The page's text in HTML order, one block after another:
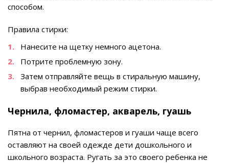
способом.
Правила стирки:
Нанесите на щетку немного ацетона.
Потрите проблемную зону.
Затем отправляйте вещь в стиральную машину,
выбрав необходимый режим стирки.
Чернила, фломастер, акварель, гуашь
Пятна от чернил, фломастеров и гуаши чаще всего
оставляют на своей одежде дети дошкольного и
школьного возраста. Ругать за это своего ребенка не